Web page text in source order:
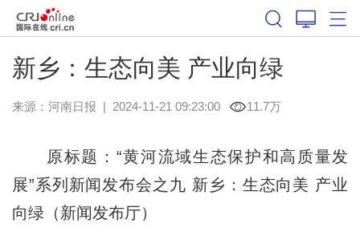
新乡：生态向美 产业向绿
来源： 河南日报 | 2024-11-21 09:23:00 11.7万
原标题：“黄河流域生态保护和高质量发
展”系列新闻发布会之九 新乡：生态向美 产业
向绿（新闻发布厅）